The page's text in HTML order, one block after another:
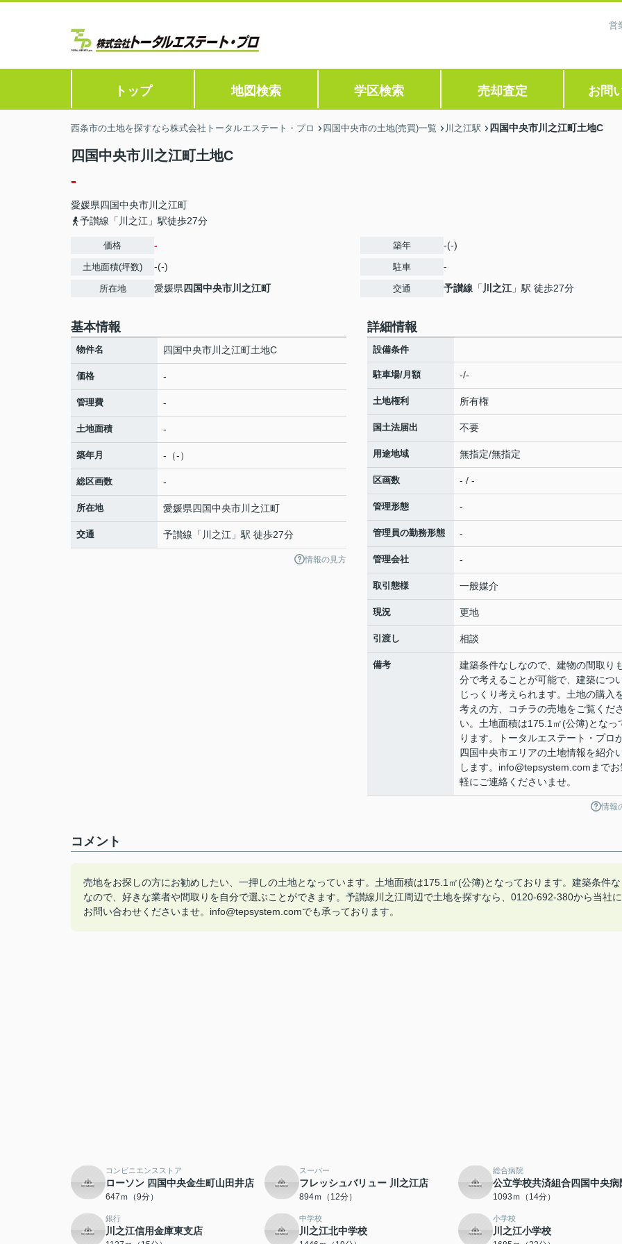
営
トップ 地図検索 学区検索 売却査定 お問
西条市の土地を探すなら株式会社トータルエステート・プロ 四国中央市の土地(売買)一覧 川之江駅 四国中央市川之江町土地C
四国中央市川之江町土地C
-
愛媛県四国中央市川之江町
予讃線「川之江」駅徒歩27分
価格 -
土地面積(坪数) -(-)
所在地 愛媛県 四国中央市川之江町
築年 -(-)
駐車 -
交通 予讃線 「 川之江 」駅 徒歩27分
基本情報
物件名 四国中央市川之江町土地C
価格 -
管理費 -
土地面積 -
築年月 -（-）
総区画数 -
所在地 愛媛県四国中央市川之江町
交通 予讃線 「 川之江 」駅 徒歩27分
情報の見方
詳細情報
設備条件
駐車場/月額 -/-
土地権利 所有権
国土法届出 不要
用途地域 無指定/無指定
区画数 - / -
管理形態 -
管理員の勤務形態 -
管理会社 -
取引態様 一般媒介
現況 更地
引渡し 相談
備考
建築条件なしなので、建物の間取り
分で考えることが可能で、建築につ
じっくり考えられます。土地の購入
考えの方、コチラの売地をご覧くだ
い。土地面積は175.1㎡(公簿)となっ
ります。トータルエステート・プロ
四国中央市エリアの土地情報を紹介
します。info@tepsystem.comまでお
軽にご連絡くださいませ。
情報
コメント
売地をお探しの方にお勧めしたい、一押しの土地となっています。土地面積は175.1㎡(公簿)となっております。建築条件
なので、好きな業者や間取りを自分で選ぶことができます。予讃線川之江周辺で土地を探すなら、0120-692-380から当社に
お問い合わせくださいませ。info@tepsystem.comでも承っております。
コンビニエンスストア
ローソン 四国中央金生町山田井店
647ｍ（9分）
スーパー
フレッシュバリュー 川之江店
894ｍ（12分）
総合病院
公立学校共済組合四国中央病
1093ｍ（14分）
銀行
川之江信用金庫東支店
中学校
川之江北中学校
小学校
川之江小学校